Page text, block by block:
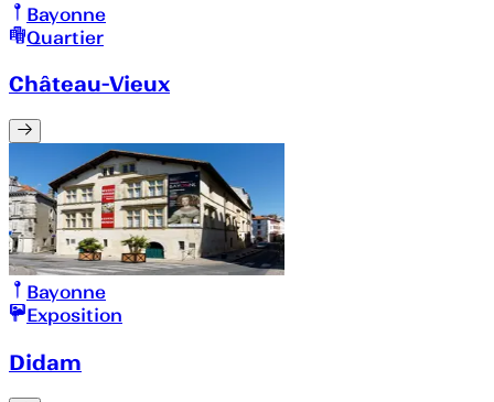
Bayonne
Quartier
Château-Vieux
Bayonne
Exposition
Didam